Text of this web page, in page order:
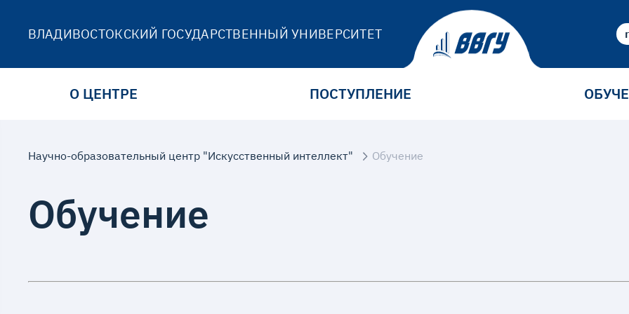
ВЛАДИВОСТОКСКИЙ ГОСУДАРСТВЕННЫЙ УНИВЕРСИТЕТ
О ЦЕНТРЕ ПОСТУПЛЕНИЕ
Научно-образовательный центр "Искусственный интеллект" Обучение
Обучение